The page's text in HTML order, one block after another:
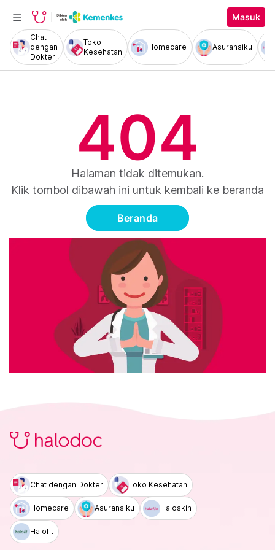
Masuk
Chat
dengan
Dokter
Toko
Kesehatan
Homecare Asuransiku
404
Halaman tidak ditemukan.
Klik tombol dibawah ini untuk kembali ke beranda
Beranda
Chat dengan Dokter Toko Kesehatan
Homecare Asuransiku Haloskin
Halofit